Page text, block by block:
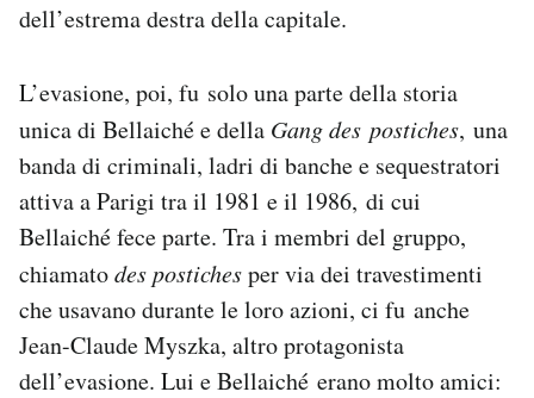
dell’estrema destra della capitale.
L’evasione, poi, fu solo una parte della storia
unica di Bellaiché e della Gang des postiches, una
banda di criminali, ladri di banche e sequestratori
attiva a Parigi tra il 1981 e il 1986, di cui
Bellaiché fece parte. Tra i membri del gruppo,
chiamatodes postichesper via dei travestimenti
che usavano durante le loro azioni, ci fu anche
Jean-Claude Myszka, altro protagonista
dell’evasione. Lui e Bellaiché erano molto amici: